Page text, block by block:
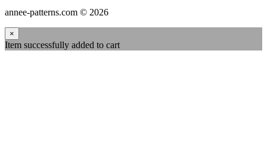
annee-patterns.com © 2026
×
Item successfully added to cart